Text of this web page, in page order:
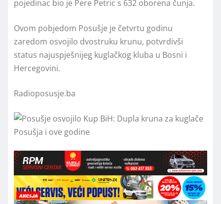
pojedinac bio je Pere Petric s 632 oborena čunja.
Ovom pobjedom Posušje je četvrtu godinu
zaredom osvojilo dvostruku krunu, potvrdivši
status najuspješnijeg kuglačkog kluba u Bosni i
Hercegovini.
Radioposusje.ba